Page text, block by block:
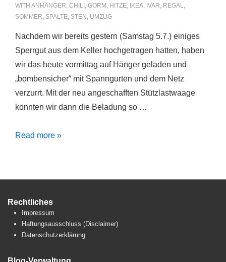
WITH ANHÄNGER, CHILI , GORM , HITZE, IKEA, IVAR, REGAL,
SOMMER, SPALTE, STEN , UMZUG
Nachdem wir bereits gestern (Samstag 5.7.) einiges
Sperrgut aus dem Keller hochgetragen hatten, haben
wir das heute vormittag auf Hänger geladen und
„bombensicher“ mit Spanngurten und dem Netz
verzurrt. Mit der neu angeschafften Stützlastwaage
konnten wir dann die Beladung so …
Umzug
Read more »
Rechtliches
Impressum
Haftungsausschluss (Disclaimer)
Datenschutzerklärung